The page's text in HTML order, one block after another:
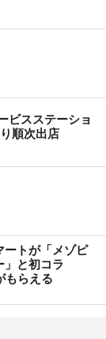
ビスステーショ
順次出店
ートが「メゾピ
」と初コラ
らえる